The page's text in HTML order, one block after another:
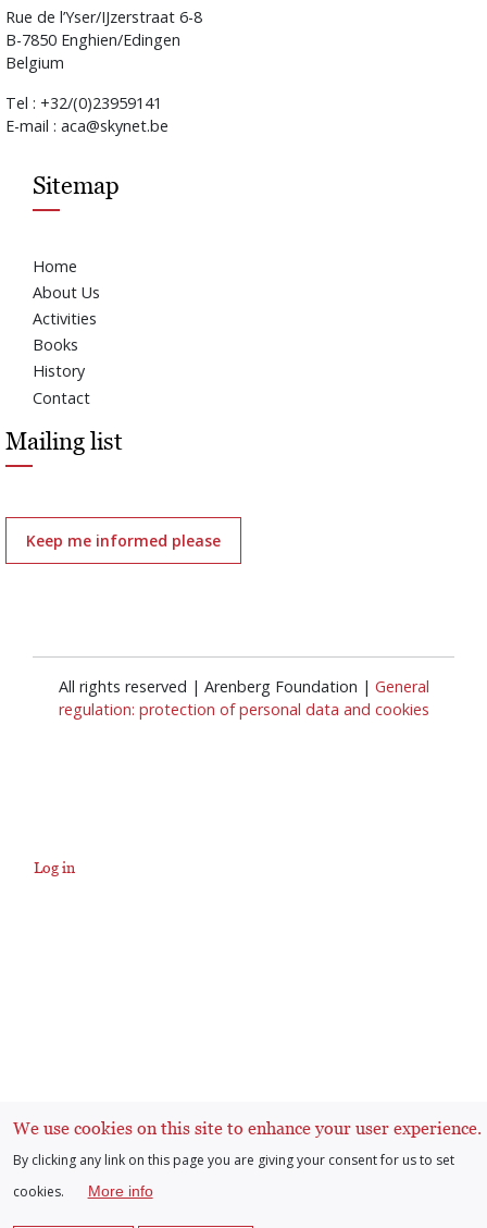
Rue de l’Yser/IJzerstraat 6-8
B-7850 Enghien/Edingen
Belgium
Tel : +32/(0)23959141
E-mail : aca@skynet.be
Sitemap
Home
About Us
Activities
Books
History
Contact
Mailing list
Keep me informed please
All rights reserved | Arenberg Foundation | General
regulation: protection of personal data and cookies
User
Log in
We use cookies on this site to enhance your user experience.
By clicking any link on this page you are giving your consent for us to set
cookies.
More info